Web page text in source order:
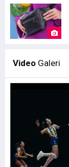
Video Galeri